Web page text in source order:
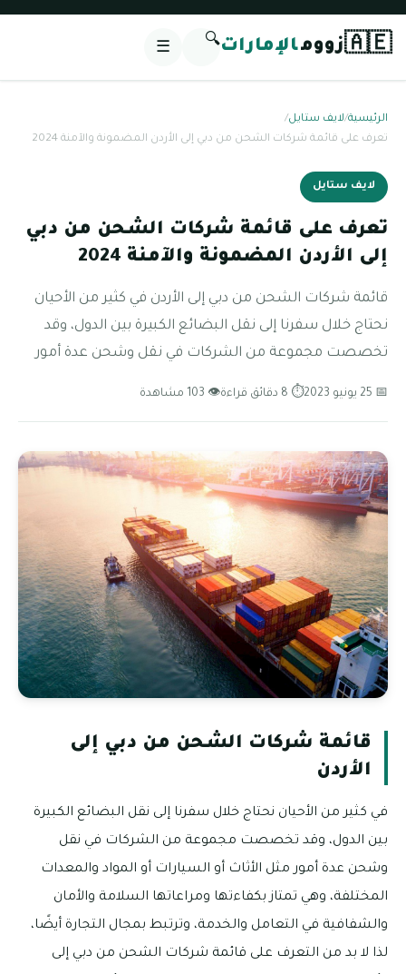
🇦🇪زوومالإمارات🔍
☰
الرئيسية/لايف ستايل/
تعرف على قائمة شركات الشحن من دبي إلى الأردن المضمونة والآمنة 2024
لايف ستايل
تعرف على قائمة شركات الشحن من دبي
إلى الأردن المضمونة والآمنة 2024
قائمة شركات الشحن من دبي إلى الأردن في كثير من الأحيان
نحتاج خلال سفرنا إلى نقل البضائع الكبيرة بين الدول، وقد
تخصصت مجموعة من الشركات في نقل وشحن عدة أمور
📅 25 يونيو 2023 ⏱ 8 دقائق قراءة 👁 103 مشاهدة
قائمة شركات الشحن من دبي إلى
الأردن
في كثير من الأحيان نحتاج خلال سفرنا إلى نقل البضائع الكبيرة
بين الدول، وقد تخصصت مجموعة من الشركات في نقل
وشحن عدة أمور مثل الأثاث أو السيارات أو المواد والمعدات
المختلفة، وهي تمتاز بكفاءتها ومراعاتها السلامة والأمان
والشفافية في التعامل والخدمة، وترتبط بمجال التجارة أيضًا،
لذا لا بد من التعرف على قائمة شركات الشحن من دبي إلى